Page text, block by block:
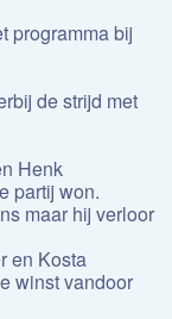
programma bij
de strijd met
Henk
partij won.
maar hij verloor
en Kosta
winst vandoor